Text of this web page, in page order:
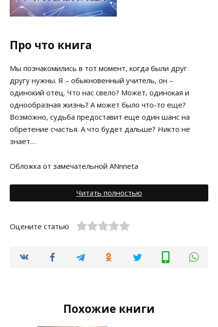
Про что книга
Мы познакомились в тот момент, когда были друг
другу нужны. Я – обыкновенный учитель, он –
одинокий отец. Что нас свело? Может, одинокая и
однообразная жизнь? А может было что-то еще?
Возможно, судьба предоставит еще один шанс на
обретение счастья. А что будет дальше? Никто не
знает…
Обложка от замечательной ANnneta
Читать полностью
Оцените статью
Похожие книги